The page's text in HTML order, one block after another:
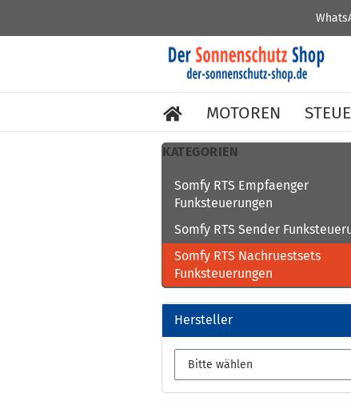
MOTOREN
KATEGORIEN
Somfy RTS Empfaenger
Funksteuerungen
Somfy RTS Sender
Somfy RTS Nachruestsets
Funksteuerungen
Hersteller